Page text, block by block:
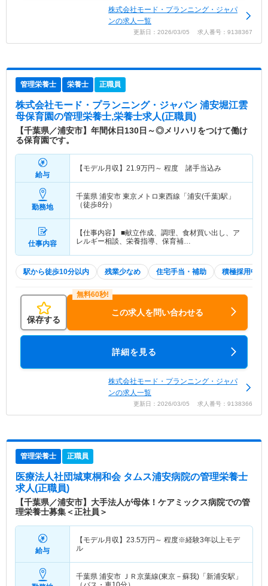
株式会社モード・プランニング・ジャパ
ンの求人一覧
更新日：2026/03/05 求人番号：9138367
管理栄養士 栄養士 正職員
株式会社モード・プランニング・ジャパン 浦安堀江雲
母保育園の管理栄養士,栄養士求人(正職員)
【千葉県／浦安市】年間休日130日～◎メリハリをつけて働け
る保育園です。
給与
【モデル月収】 21.9万円～ 程度 諸手当込み
勤務地
千葉県 浦安市 東京メトロ東西線「浦安(千葉)駅」
（徒歩8分）
仕事内容
【仕事内容】 ■献立作成、調理、食材買い出し、ア
レルギー相談、栄養指導、保育補…
駅から徒歩10分以内 残業少なめ 住宅手当・補助 積極採用中
保存する
この求人を問い合わせる
詳細を見る
株式会社モード・プランニング・ジャパ
ンの求人一覧
更新日：2026/03/05 求人番号：9138366
管理栄養士 正職員
医療法人社団城東桐和会 タムス浦安病院の管理栄養士
求人(正職員)
【千葉県／浦安市】大手法人が母体！ケアミックス病院での管
理栄養士募集＜正社員＞
給与
【モデル月収】 23.5万円～ 程度※経験3年以上モデ
ル
千葉県 浦安市 ＪＲ京葉線(東京－蘇我)「新浦安駅」